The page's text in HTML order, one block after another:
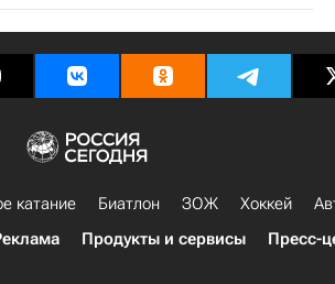
катание Биатлон ЗОЖ Хоккей
Продукты и сервисы Пресс-